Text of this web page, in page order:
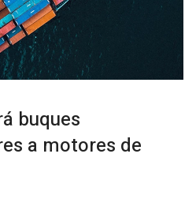
buques
a motores de